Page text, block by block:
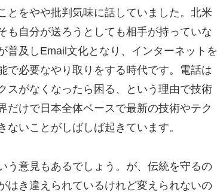
とをやや批判気味に話していました。北米
も自分が送ろうとしても相手が持っていな
普及しEmail文化となり、インターネットを
で必要なやり取りをする時代です。電話は
スがなくなったら困る、という理由で技術
けで日本全体ベースで最新の技術やテク
いことがしばしば起きています。
う意見もあるでしょう。が、伝統を守るの
はき違えられているけれど変えられないの